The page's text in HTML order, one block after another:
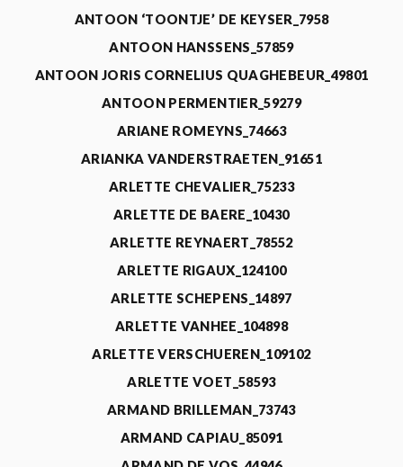
ANTOON ‘TOONTJE’ DE KEYSER_7958
ANTOON HANSSENS_57859
ANTOON JORIS CORNELIUS QUAGHEBEUR_49801
ANTOON PERMENTIER_59279
ARIANE ROMEYNS_74663
ARIANKA VANDERSTRAETEN_91651
ARLETTE CHEVALIER_75233
ARLETTE DE BAERE_10430
ARLETTE REYNAERT_78552
ARLETTE RIGAUX_124100
ARLETTE SCHEPENS_14897
ARLETTE VANHEE_104898
ARLETTE VERSCHUEREN_109102
ARLETTE VOET_58593
ARMAND BRILLEMAN_73743
ARMAND CAPIAU_85091